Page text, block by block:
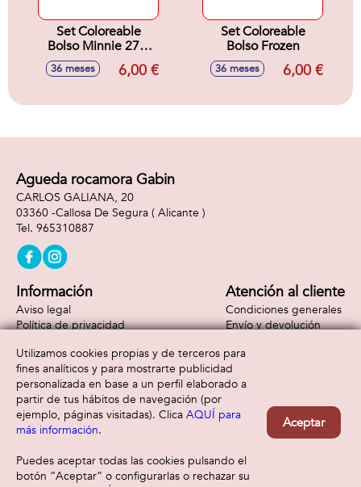
Set Coloreable
Bolso Minnie 27.0
X 17.0 X 4.0 Cm
36 meses 6,00 €
Set Coloreable
Bolso Frozen
36 meses 6,00 €
Agueda rocamora Gabin
CARLOS GALIANA, 20
03360 -Callosa De Segura ( Alicante )
965310887
Información
Aviso legal
Política de privacidad
Atención al cliente
Condiciones generales
Envío y devolución
Formas de pago
Utilizamos cookies propias y de terceros para
fines analíticos y para mostrarte publicidad
personalizada en base a un perfil elaborado a
partir de tus hábitos de navegación (por
ejemplo, páginas visitadas). Clica AQUÍ para
más información.
Puedes aceptar todas las cookies pulsando el
botón “Aceptar” o configurarlas o rechazar su
Aceptar